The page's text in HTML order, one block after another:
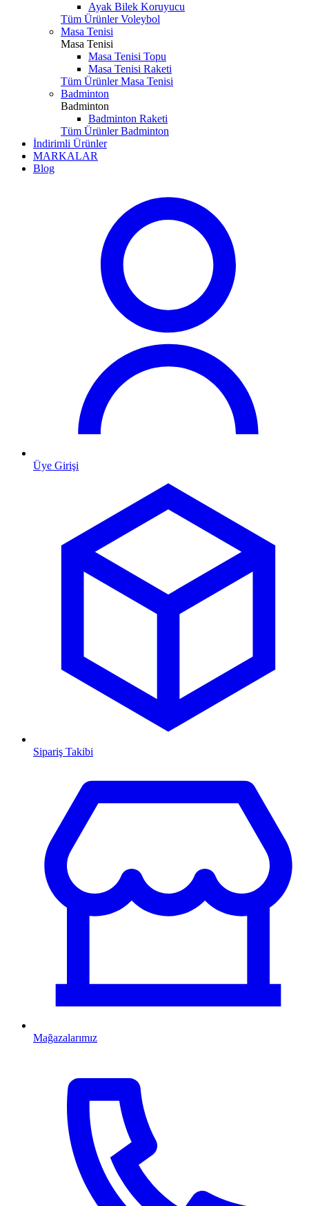
Ayak Bilek Koruyucu
Tüm Ürünler Voleybol
Masa Tenisi
Masa Tenisi
Masa Tenisi Topu
Masa Tenisi Raketi
Tüm Ürünler Masa Tenisi
Badminton
Badminton
Badminton Raketi
Tüm Ürünler Badminton
İndirimli Ürünler
MARKALAR
Blog
Üye Girişi
Sipariş Takibi
Mağazalarımız